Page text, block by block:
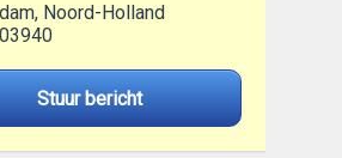
Noord-Holland
Stuur bericht